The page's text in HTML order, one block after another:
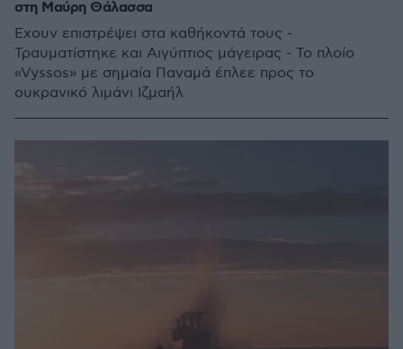
στη Μαύρη Θάλασσα
Έχουν επιστρέψει στα καθήκοντά τους -
Τραυματίστηκε και Αιγύπτιος μάγειρας - Το πλοίο
«Vyssos» με σημαία Παναμά έπλεε προς το
ουκρανικό λιμάνι Ιζμαήλ